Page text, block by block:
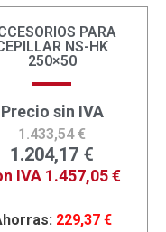
PARA
NS-HK
250×50
Precio sin IVA
1.433,54€
1.204,17 €
IVA 1.457,05€
229,37 €